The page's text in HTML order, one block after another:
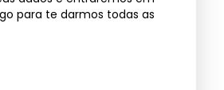
para te darmos todas as